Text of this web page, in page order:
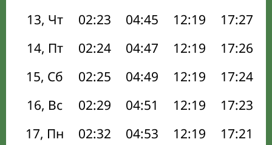
13, Чт
02:23 04:45 12:19 17:27
14, Пт
02:24 04:47 12:19 17:26
15, Сб
02:25 04:49 12:19 17:24
16, Вс
02:29 04:51 12:19 17:23
17, Пн
02:32 04:53 12:19 17:21